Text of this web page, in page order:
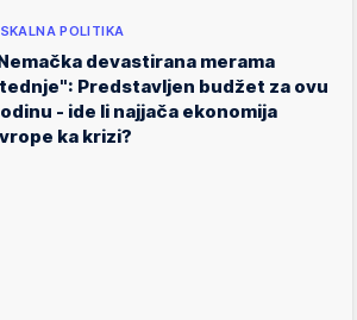
POLITIKA
devastirana merama
Predstavljen budžet za ovu
- ide li najjača ekonomija
ka krizi?